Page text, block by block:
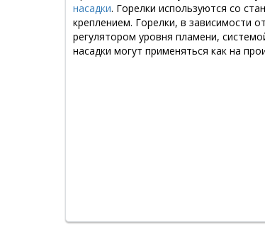
насадки. Горелки используются со
креплением. Горелки, в зависимости
регулятором уровня пламени,
насадки могут применяться как на